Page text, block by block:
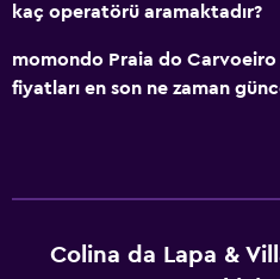
kaç operatörü aramaktadır?
momondo Praia do
fiyatları en son ne zaman
Colina da Lapa &